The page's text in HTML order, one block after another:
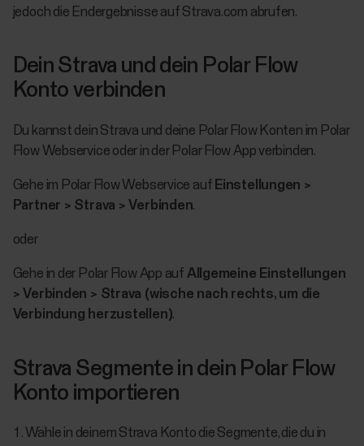
jedoch die Endergebnisse auf Strava.com abrufen.
Dein Strava und dein Polar Flow
Konto verbinden
Du kannst dein Strava und deine Polar Flow Konten im Polar
Flow Webservice oder in der Polar Flow App verbinden.
Gehe im Polar Flow Webservice auf Einstellungen >
Partner > Strava > Verbinden.
oder
Gehe in der Polar Flow App auf Allgemeine Einstellungen
> Verbinden > Strava (wische nach rechts, um die
Verbindung herzustellen).
Strava Segmente in dein Polar Flow
Konto importieren
Wähle in deinem Strava Konto die Segmente, die du in